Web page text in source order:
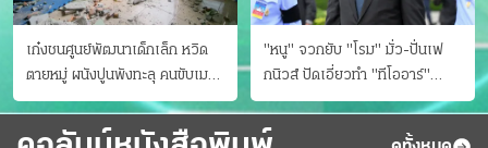
เก๋งชนศูนย์พัฒนาเด็กเล็ก หวิด
ตายหมู่ ผนังปูนพังทะลุ คนขับเมา
ยา
"หนู" จวกยับ "โรม" มั่ว-ปั่นเฟ
กนิวส์ ปัดเอี่ยวทํา "ทีโออาร์"
ต้นทางโกงสอบฉาว